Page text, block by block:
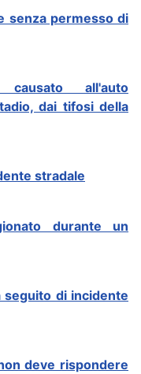
senza permesso di
all'auto
dai tifosi della
stradale
durante un
seguito di incidente
deve rispondere